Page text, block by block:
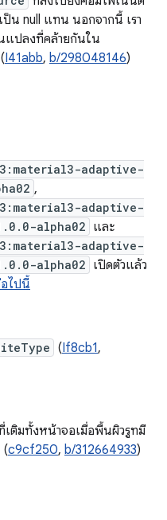
ป็น null แทน นอกจากนี้ เรา
แปลงที่คล้ายกันใน
I41abb, b/298048146)
adaptive-
,
adaptive-
alpha02 และ
adaptive-
alpha02 เปิดตัวแล้ว
ไปนี้
(If8cb1,
เติมทั้งหน้าจอเมื่อพื้นผิวรูทมี
(c9cf250, b/312664933)